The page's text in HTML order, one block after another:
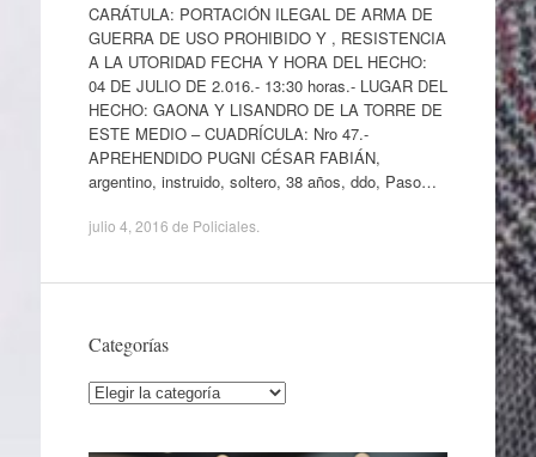
CARÁTULA: PORTACIÓN ILEGAL DE ARMA DE
GUERRA DE USO PROHIBIDO Y , RESISTENCIA
A LA UTORIDAD FECHA Y HORA DEL HECHO:
04 DE JULIO DE 2.016.- 13:30 horas.- LUGAR DEL
HECHO: GAONA Y LISANDRO DE LA TORRE DE
ESTE MEDIO – CUADRÍCULA: Nro 47.-
APREHENDIDO PUGNI CÉSAR FABIÁN,
argentino, instruido, soltero, 38 años, ddo, Paso…
julio 4, 2016 de Policiales.
Categorías
Categorías